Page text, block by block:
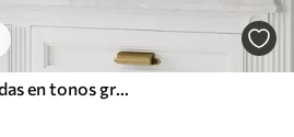
Versión con rayas repetidas en tonos grises y azules